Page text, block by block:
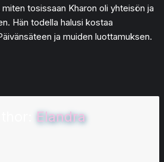
tosissaan Kharon oli yhteisön ja
Hän todella halusi kostaa
ja muiden luottamuksen.
Elandra